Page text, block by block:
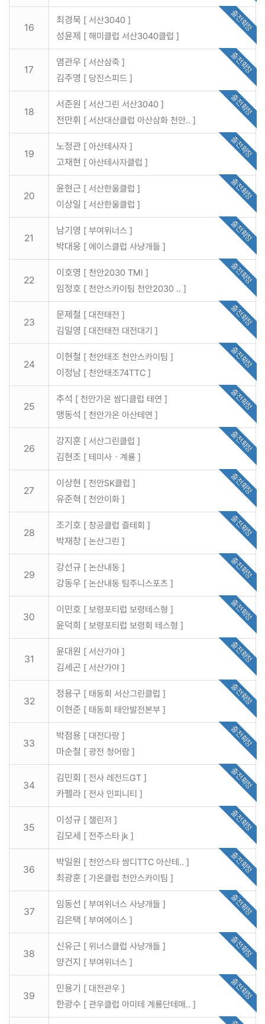
16 출전확정
최경묵 [ 서산3040 ]
성윤제 [ 해미클럽 서산3040클럽 ]
17 출전확정
염관우 [ 서산삼죽 ]
김주영 [ 당진스피드 ]
18 출전확정
서준원 [ 서산그린 서산3040 ]
전만휘 [ 서산대산클럽 아산삼화 천안.. ]
19 출전확정
노정관 [ 아산테사자 ]
고재현 [ 아산테사자클럽 ]
20 출전확정
윤현근 [ 서산한울클럽 ]
이상일 [ 서산한울클럽 ]
21 출전확정
남기영 [ 부여위너스 ]
박대웅 [ 에이스클럽 사냥개들 ]
22 출전확정
이호영 [ 천안2030 TMI ]
임정호 [ 천안스카이팀 천안2030 .. ]
23 출전확정
문제철 [ 대전태전 ]
김일영 [ 대전태전 대전대기 ]
24 출전확정
이현철 [ 천안태조 천안스카이팀 ]
이정남 [ 천안태조74TTC ]
25 출전확정
추석 [ 천안가온 쌈디클럽 테연 ]
맹동석 [ 천안가온 아산테연 ]
26 출전확정
강지훈 [ 서산그린클럽 ]
김현조 [ 테미사ㆍ계룡 ]
27 출전확정
이상현 [ 천안SK클럽 ]
유준혁 [ 천안이화 ]
28 출전확정
조기호 [ 창공클럽 즐테회 ]
박재창 [ 논산그린 ]
29 출전확정
강선규 [ 논산내동 ]
강동우 [ 논산내동 팀주니스포츠 ]
30 출전확정
이민호 [ 보령포티럽 보령테스형 ]
윤덕희 [ 보령포티럽 보령회 테스형 ]
31 출전확정
윤대원 [ 서산가야 ]
김세곤 [ 서산가야 ]
32 출전확정
정용구 [ 태동회 서산그린클럽 ]
이현준 [ 태동회 태안발전본부 ]
33 출전확정
박점용 [ 대전다랑 ]
마순철 [ 광전 청어람 ]
34 출전확정
김민회 [ 전사 레전드GT ]
카펠라 [ 전사 인피니티 ]
35 출전확정
이성규 [ 챌린저 ]
김모세 [ 전주스타 jk ]
36 출전확정
박일원 [ 천안스타 쌈디TTC 아산테.. ]
최광훈 [ 가온클럽 천안스카이팀 ]
37 출전확정
임동선 [ 부여위너스 사냥개들 ]
김은택 [ 부여에이스 ]
38 출전확정
신유근 [ 위너스클럽 사냥개들 ]
양건지 [ 부여위너스 ]
39 출전확정
민용기 [ 대전관우 ]
한광수 [ 관우클럽 아미테 계룡단테매.. ]